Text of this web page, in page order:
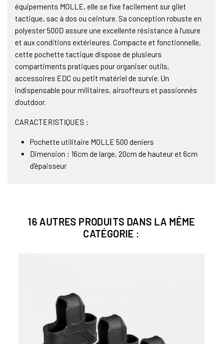
équipements MOLLE, elle se fixe facilement sur gilet
tactique, sac à dos ou ceinture. Sa conception robuste en
polyester 500D assure une excellente résistance à l’usure
et aux conditions extérieures. Compacte et fonctionnelle,
cette pochette tactique dispose de plusieurs
compartiments pratiques pour organiser outils,
accessoires EDC ou petit matériel de survie. Un
indispensable pour militaires, airsofteurs et passionnés
d’outdoor.
CARACTERISTIQUES :
Pochette utilitaire MOLLE 500 deniers
Dimension : 16cm de large, 20cm de hauteur et 6cm
d'épaisseur
16 AUTRES PRODUITS DANS LA MÊME
CATÉGORIE :